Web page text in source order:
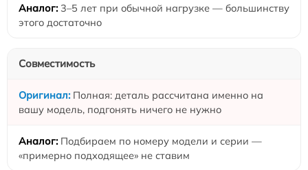
3–5 лет при обычной нагрузке — большинству
этого достаточно
Совместимость
Полная: деталь рассчитана именно на
вашу модель, подгонять ничего не нужно
Подбираем по номеру модели и серии —
«примерно подходящее» не ставим